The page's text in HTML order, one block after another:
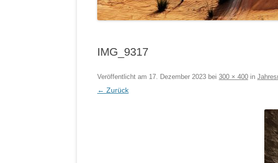
IMG_9317
Veröffentlicht am 17. Dezember 2023 bei 300 × 400 in
← Zurück